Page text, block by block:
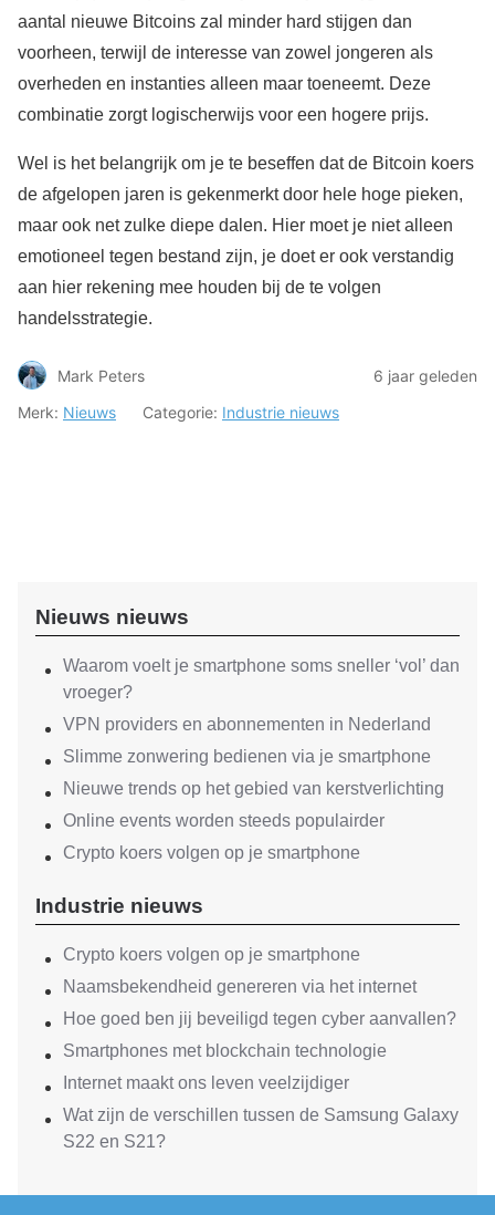
aantal nieuwe Bitcoins zal minder hard stijgen dan
voorheen, terwijl de interesse van zowel jongeren als
overheden en instanties alleen maar toeneemt. Deze
combinatie zorgt logischerwijs voor een hogere prijs.
Wel is het belangrijk om je te beseffen dat de Bitcoin koers
de afgelopen jaren is gekenmerkt door hele hoge pieken,
maar ook net zulke diepe dalen. Hier moet je niet alleen
emotioneel tegen bestand zijn, je doet er ook verstandig
aan hier rekening mee houden bij de te volgen
handelsstrategie.
Mark Peters
6 jaar geleden
Merk: Nieuws Categorie: Industrie nieuws
Nieuws nieuws
Waarom voelt je smartphone soms sneller ‘vol’ dan
vroeger?
VPN providers en abonnementen in Nederland
Slimme zonwering bedienen via je smartphone
Nieuwe trends op het gebied van kerstverlichting
Online events worden steeds populairder
Crypto koers volgen op je smartphone
Industrie nieuws
Crypto koers volgen op je smartphone
Naamsbekendheid genereren via het internet
Hoe goed ben jij beveiligd tegen cyber aanvallen?
Smartphones met blockchain technologie
Internet maakt ons leven veelzijdiger
Wat zijn de verschillen tussen de Samsung Galaxy
S22 en S21?